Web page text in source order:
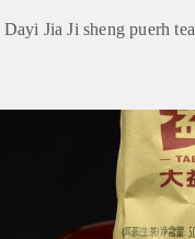
Jia Ji sheng puerh tea